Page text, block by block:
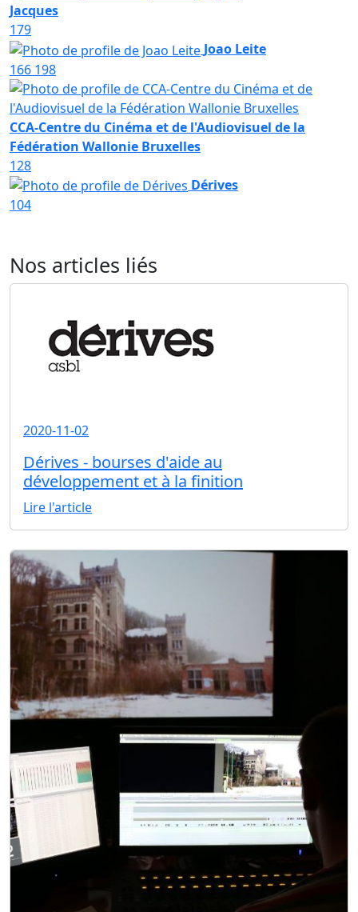
Jacques
179
Joao Leite
166 198
CCA-Centre du Cinéma et de l'Audiovisuel de la
Fédération Wallonie Bruxelles
128
Dérives
104
Nos articles liés
2020-11-02
Dérives - bourses d'aide au
développement et à la finition
Lire l'article